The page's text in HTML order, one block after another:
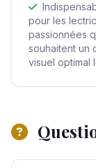
pour les
passionnées
souhaitent un
visuel optimal